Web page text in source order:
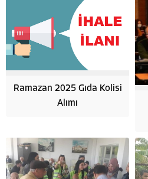
Ramazan 2025 Gıda Kolisi
Alımı